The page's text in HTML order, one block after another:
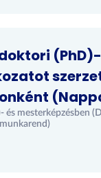
mesterképzésben